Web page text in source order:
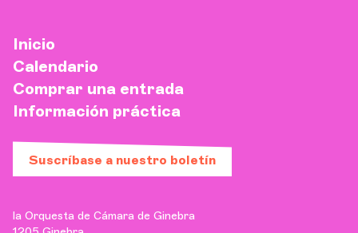
Inicio
Calendario
Comprar una entrada
Información práctica
Suscríbase a nuestro boletín
la Orquesta de Cámara de Ginebra